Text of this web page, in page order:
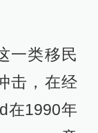
一类移民
击，在经
在1990年